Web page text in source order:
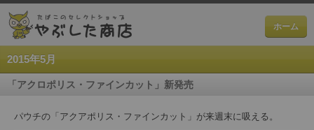
ホーム
2015年5月
「アクロポリス・ファインカット」新発売
パウチの「アクアポリス・ファインカット」が来週末に吸える。